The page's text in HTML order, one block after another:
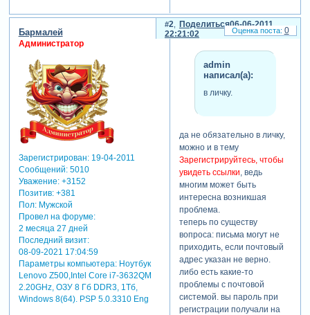
Поделиться
2
06-06-2011
22:21:02
Бармалей
Администратор
Зарегистрирован: 19-04-2011
Сообщений:5010
Уважение: +3152
Позитив: +381
Пол:Мужской
Провел на форуме:
2 месяца 27 дней
Последний визит:
08-09-2021 17:04:59
Параметры компьютера:Ноутбук
Lenovo Z500,Intel Core i7-3632QM
2.20GHz, ОЗУ 8 Гб DDR3, 1Тб,
Windows 8(64). PSP 5.0.3310 Eng
admin
написал(а):
в личку.
да не обязательно в личку,
можно и в тему
Зарегистрируйтесь, чтобы
увидеть ссылки , ведь
многим может быть
интересна возникшая
проблема.
теперь по существу
вопроса: письма могут не
приходить, если почтовый
адрес указан не верно.
либо есть какие-то
проблемы с почтовой
системой. вы пароль при
регистрации получали на
0